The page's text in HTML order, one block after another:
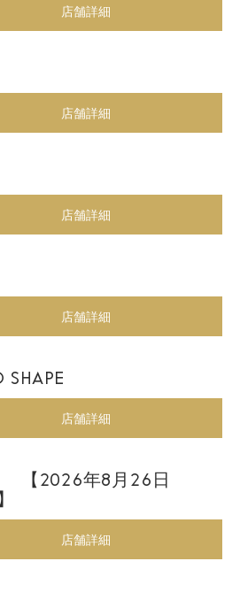
店舗詳細
店舗詳細
店舗詳細
店舗詳細
SHAPE
店舗詳細
【2026年8月26日
店舗詳細